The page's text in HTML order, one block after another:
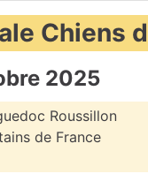
Chiens
2025
Roussillon
de France